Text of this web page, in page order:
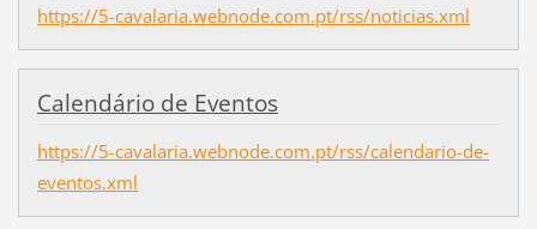
https://5-cavalaria.webnode.com.pt/rss/noticias.xml
Calendário de Eventos
https://5-cavalaria.webnode.com.pt/rss/calendario-de-
eventos.xml